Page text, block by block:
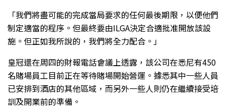
「我們將盡可能的完成當局要求的任何最後期限，以便他們
制定適當的程序。但最終要由ILGA決定合適批准開放該設
施。但正如我所說的，我們將全力配合。」
皇冠還在周四的財報電話會議上透露，該公司在悉尼有450
名賭場員工目前正在等待賭場開始營運。據悉其中一些人員
已安排到酒店的其他區域，而另外一些人則仍在繼續接受培
訓及開業前的準備。